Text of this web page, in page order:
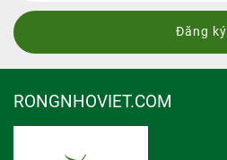
Đăng ký
RONGNHOVIET.COM